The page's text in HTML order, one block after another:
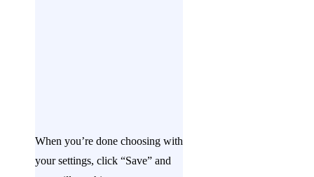
When you’re done choosing with
your settings, click “Save” and